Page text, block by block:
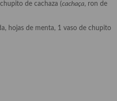
de cachaza (cachaça, ron de
hojas de menta, 1 vaso de chupito